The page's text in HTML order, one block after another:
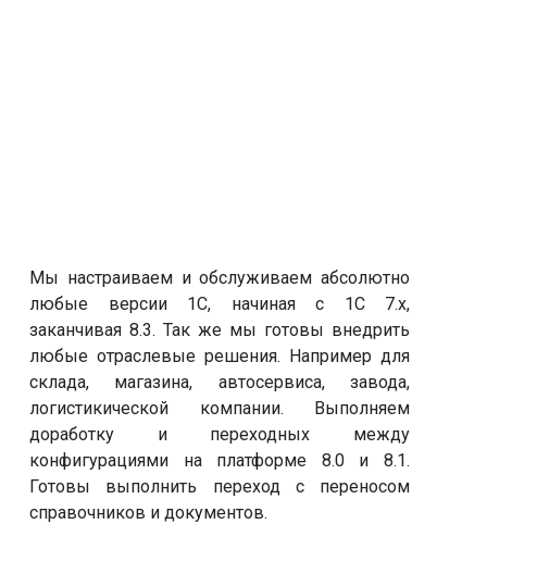
Мы настраиваем и обслуживаем абсолютно
любые версии 1С, начиная с 1С 7.х,
заканчивая 8.3. Так же мы готовы внедрить
любые отраслевые решения. Например для
склада, магазина, автосервиса, завода,
логистикической компании. Выполняем
доработку и переходных между
конфигурациями на платформе 8.0 и 8.1.
Готовы выполнить переход с переносом
справочников и документов.